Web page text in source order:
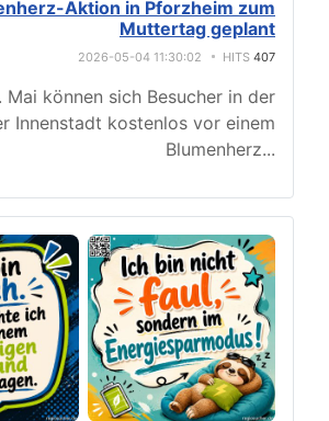
Aktion in Pforzheim zum
Muttertag geplant
2026-05-04 11:30:02 HITS 407
Mai können sich Besucher in der
Innenstadt kostenlos vor einem
Blumenherz...